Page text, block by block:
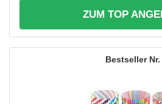
ZUM TOP